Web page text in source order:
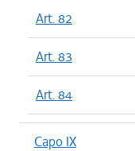
Art. 82
Art. 83
Art. 84
Capo IX